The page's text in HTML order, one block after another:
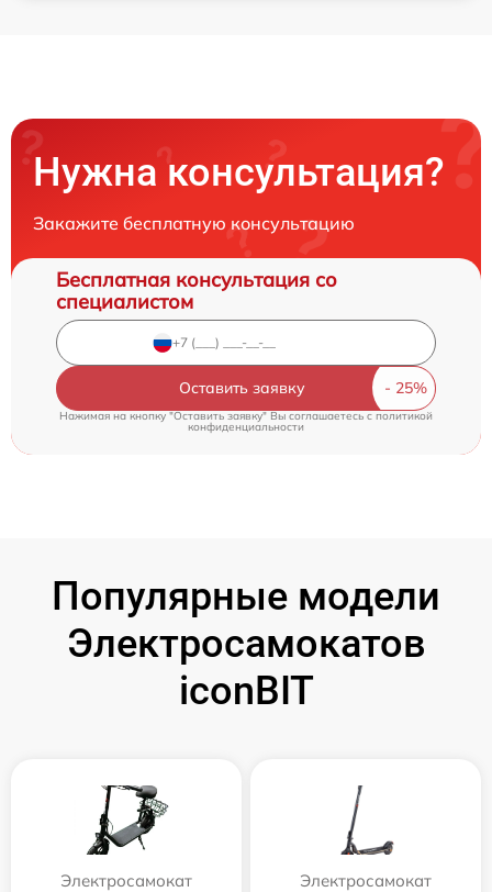
Нужна консультация?
Закажите бесплатную консультацию
Бесплатная консультация со
специалистом
Оставить заявку
Нажимая на кнопку "Оставить заявку" Вы соглашаетесь cполитикой
конфиденциальности
Популярные модели
Электросамокатов
iconBIT
Электросамокат
Электросамокат